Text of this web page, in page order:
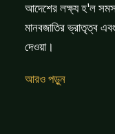
আদেশের লক্ষ্য হ'ল
মানবজাতির ভ্রাতৃত্ব
দেওয়া।
আরও পড়ুন